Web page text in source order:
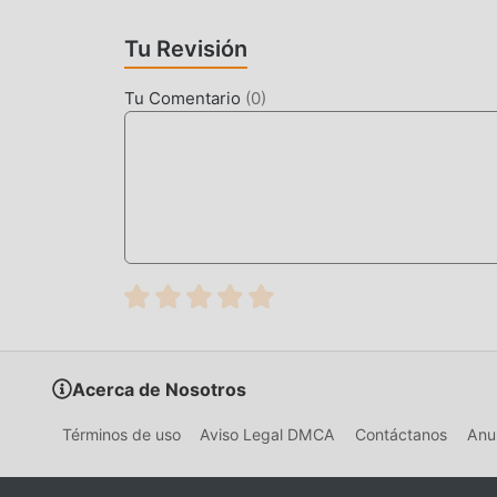
El juego tradicional de action requiere que los
riqueza/habilidad/habilidades en el juego, que
tiempo, el proceso de acumulación será
aparición de mods ha reescrito esta situación.
Simplemente haz clic en el botón de
la versión de mod gratuita Space Gladiators:
clic, y hay más juegos de mod populares
Tu Revisión
Tu Comentario (0)
Acerca de Nosotros
Términos de uso Aviso Legal DMCA Contáctanos